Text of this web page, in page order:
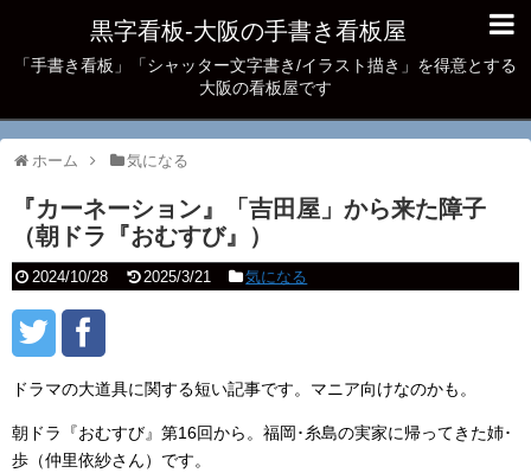
黒字看板‐大阪の手書き看板屋
「手書き看板」「シャッター文字書き/イラスト描き」を得意とする
大阪の看板屋です
ホーム 気になる
『カーネーション』「吉田屋」から来た障子
（朝ドラ『おむすび』）
2024/10/28 2025/3/21 気になる
ドラマの大道具に関する短い記事です。マニア向けなのかも。
朝ドラ『おむすび』第16回から。福岡･糸島の実家に帰ってきた姉･
歩（仲里依紗さん）です。